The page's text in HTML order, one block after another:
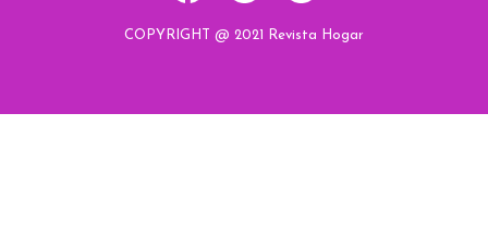
COPYRIGHT @ 2021 Revista Hogar